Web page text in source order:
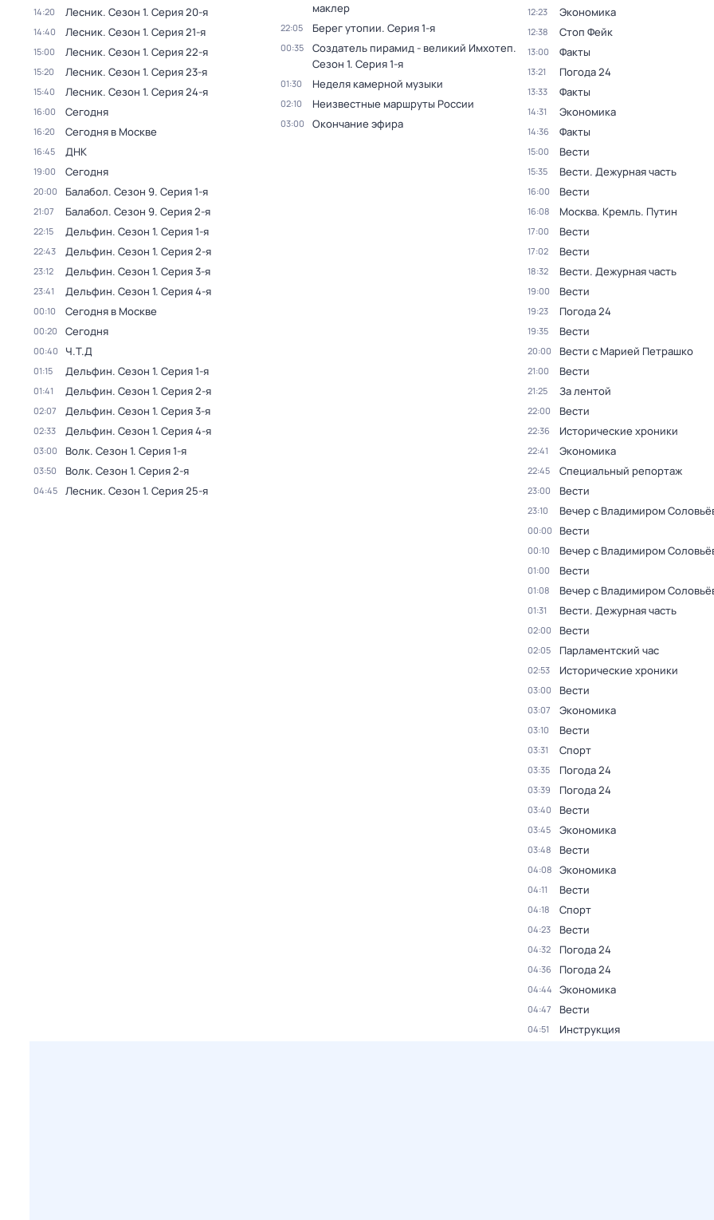
14:20 Лесник. Сезон 1. Серия 20-я
14:40 Лесник. Сезон 1. Серия 21-я
15:00 Лесник. Сезон 1. Серия 22-я
15:20 Лесник. Сезон 1. Серия 23-я
15:40 Лесник. Сезон 1. Серия 24-я
16:00 Сегодня
16:20 Сегодня в Москве
16:45 ДНК
19:00 Сегодня
20:00 Балабол. Сезон 9. Серия 1-я
21:07 Балабол. Сезон 9. Серия 2-я
22:15 Дельфин. Сезон 1. Серия 1-я
22:43 Дельфин. Сезон 1. Серия 2-я
23:12 Дельфин. Сезон 1. Серия 3-я
23:41 Дельфин. Сезон 1. Серия 4-я
00:10 Сегодня в Москве
00:20 Сегодня
00:40 Ч.T.Д
01:15 Дельфин. Сезон 1. Серия 1-я
01:41 Дельфин. Сезон 1. Серия 2-я
02:07 Дельфин. Сезон 1. Серия 3-я
02:33 Дельфин. Сезон 1. Серия 4-я
03:00 Волк. Сезон 1. Серия 1-я
03:50 Волк. Сезон 1. Серия 2-я
04:45 Лесник. Сезон 1. Серия 25-я
маклер
22:05 Берег утопии. Серия 1-я
00:35 Создатель пирамид - великий Имхотеп.
Сезон 1. Серия 1-я
01:30 Неделя камерной музыки
02:10 Неизвестные маршруты России
03:00 Окончание эфира
12:23 Экономика
12:38 Стоп Фейк
13:00 Факты
13:21 Погода 24
13:33 Факты
14:31 Экономика
14:36 Факты
15:00 Вести
15:35 Вести. Дежурная часть
16:00 Вести
16:08 Москва. Кремль. Путин
17:00 Вести
17:02 Вести
18:32 Вести. Дежурная часть
19:00 Вести
19:23 Погода 24
19:35 Вести
20:00 Вести с Марией Петрашко
21:00 Вести
21:25 За лентой
22:00 Вести
22:36 Исторические хроники
22:41 Экономика
22:45 Специальный репортаж
23:00 Вести
23:10 Вечер с Владимиром
00:00 Вести
00:10 Вечер с Владимиром
01:00 Вести
01:08 Вечер с Владимиром
01:31 Вести. Дежурная часть
02:00 Вести
02:05 Парламентский час
02:53 Исторические хроники
03:00 Вести
03:07 Экономика
03:10 Вести
03:31 Спорт
03:35 Погода 24
03:39 Погода 24
03:40 Вести
03:45 Экономика
03:48 Вести
04:08 Экономика
04:11 Вести
04:18 Спорт
04:23 Вести
04:32 Погода 24
04:36 Погода 24
04:44 Экономика
04:47 Вести
04:51 Инструкция